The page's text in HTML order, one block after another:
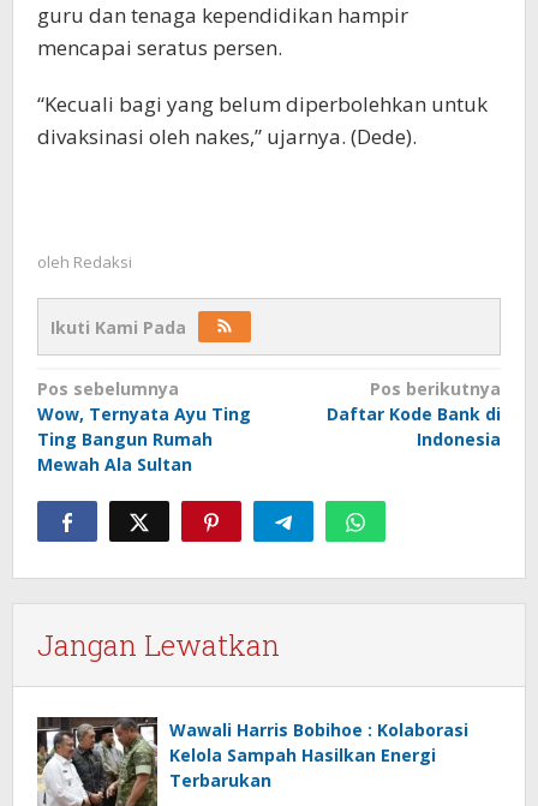
guru dan tenaga kependidikan hampir
mencapai seratus persen.
“Kecuali bagi yang belum diperbolehkan untuk
divaksinasi oleh nakes,” ujarnya. (Dede).
oleh Redaksi
Ikuti Kami Pada
Navigasi
pos
Pos sebelumnya
Wow, Ternyata Ayu Ting
Ting Bangun Rumah
Mewah Ala Sultan
Pos berikutnya
Daftar Kode Bank di
Indonesia
Jangan Lewatkan
Wawali Harris Bobihoe : Kolaborasi
Kelola Sampah Hasilkan Energi
Terbarukan